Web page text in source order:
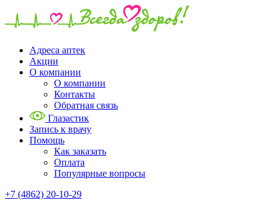
Адреса аптек
Акции
О компании
О компании
Контакты
Обратная связь
Глазастик
Запись к врачу
Помощь
Как заказать
Оплата
Популярные вопросы
+7 (4862) 20-10-29